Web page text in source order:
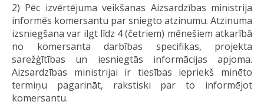
2) Pēc izvērtējuma veikšanas Aizsardzības ministrija
informēs komersantu par sniegto atzinumu. Atzinuma
izsniegšana var ilgt līdz 4 (četriem) mēnešiem atkarībā
no komersanta darbības specifikas, projekta
sarežģītības un iesniegtās informācijas apjoma.
Aizsardzības ministrijai ir tiesības iepriekš minēto
termiņu pagarināt, rakstiski par to informējot
komersantu.